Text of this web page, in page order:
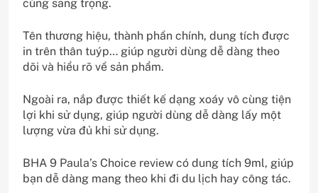
cùng sang trọng.
Tên thương hiệu, thành phần chính, dung tích được
in trên thân tuýp… giúp người dùng dễ dàng theo
dõi và hiểu rõ về sản phẩm.
Ngoài ra, nắp được thiết kế dạng xoáy vô cùng tiện
lợi khi sử dụng, giúp người dùng dễ dàng lấy một
lượng vừa đủ khi sử dụng.
BHA 9 Paula’s Choice review có dung tích 9ml, giúp
bạn dễ dàng mang theo khi đi du lịch hay công tác.